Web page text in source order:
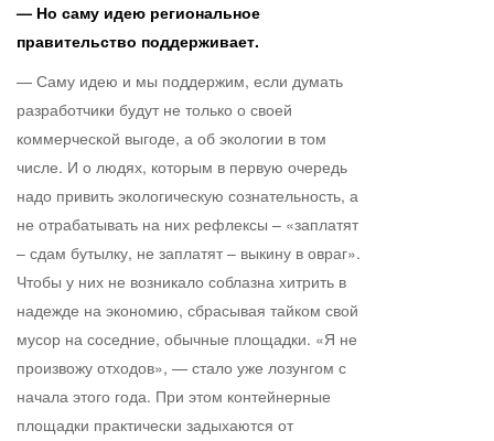
— Но саму идею региональное
правительство поддерживает.
— Саму идею и мы поддержим, если думать
разработчики будут не только о своей
коммерческой выгоде, а об экологии в том
числе. И о людях, которым в первую очередь
надо привить экологическую сознательность, а
не отрабатывать на них рефлексы – «заплатят
– сдам бутылку, не заплатят – выкину в овраг».
Чтобы у них не возникало соблазна хитрить в
надежде на экономию, сбрасывая тайком свой
мусор на соседние, обычные площадки. «Я не
произвожу отходов», — стало уже лозунгом с
начала этого года. При этом контейнерные
площадки практически задыхаются от